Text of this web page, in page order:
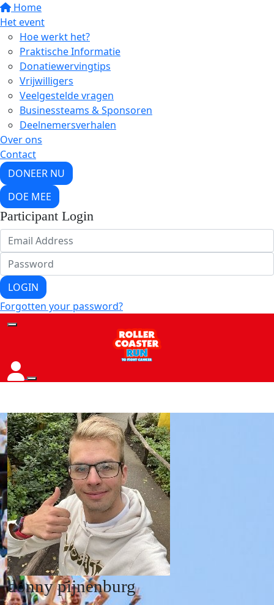
Home
Het event
Hoe werkt het?
Praktische Informatie
Donatiewervingtips
Vrijwilligers
Veelgestelde vragen
Businessteams & Sponsoren
Deelnemersverhalen
Over ons
Contact
DONEER NU
DOE MEE
Participant Login
LOGIN
Forgotten your password?
donny pijnenburg